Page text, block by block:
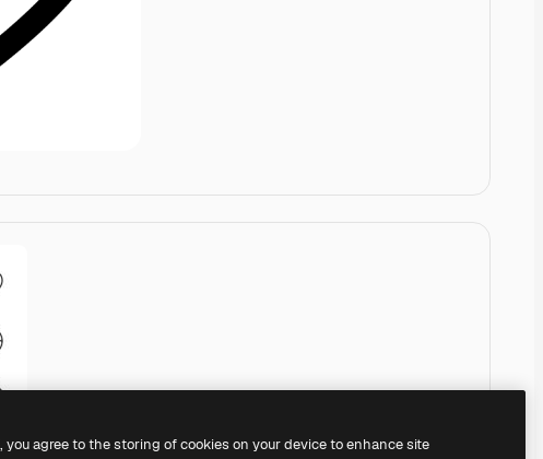
you agree to the storing of cookies on your device to enhance site